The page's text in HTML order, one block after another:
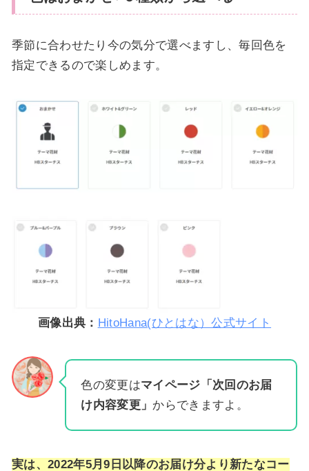
季節に合わせたり今の気分で選べますし、毎回色を
指定できるので楽しめます。
画像出典： HitoHana(ひとはな）公式サイト
色の変更はマイページ「次回のお届
け内容変更」 からできますよ。
実は、2022年5月9日以降のお届け分より新たなコー